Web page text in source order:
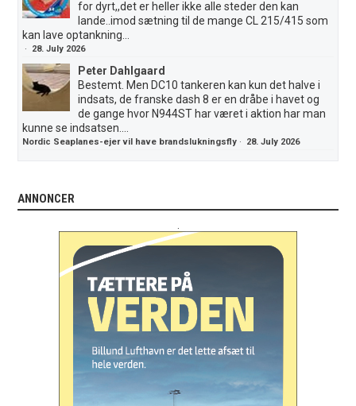
for dyrt,,det er heller ikke alle steder den kan
lande..imod sætning til de mange CL 215/415 som
kan lave optankning...
· 28. July 2026
Peter Dahlgaard
Bestemt. Men DC10 tankeren kan kun det halve i
indsats, de franske dash 8 er en dråbe i havet og
de gange hvor N944ST har været i aktion har man
kunne se indsatsen....
Nordic Seaplanes-ejer vil have brandslukningsfly · 28. July 2026
ANNONCER